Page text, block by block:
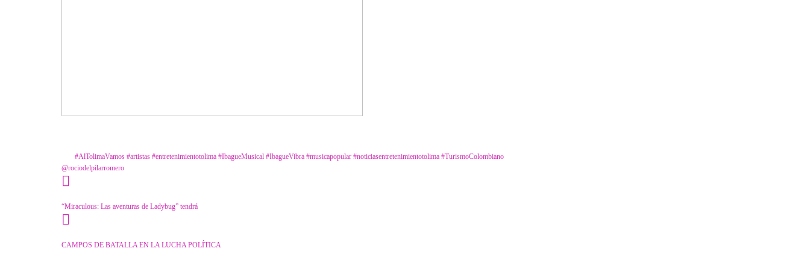
#AlTolimaVamos #artistas #entretenimientotolima #IbagueMusical #IbagueVibra #musicapopular #noticiasentretenimientotolima #TurismoColombiano
@rociodelpilarromero
“Miraculous: Las aventuras de Ladybug” tendrá
CAMPOS DE BATALLA EN LA LUCHA POLÍTICA